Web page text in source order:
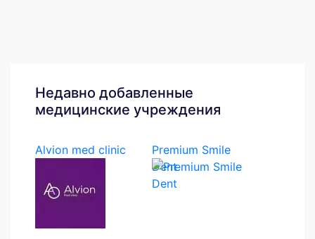
Недавно добавленные
медицинские учреждения
Alvion med clinic
Premium Smile
Dent